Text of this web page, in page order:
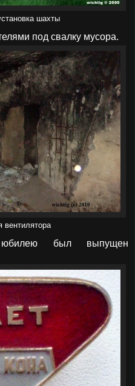
шахты
под свалку мусора.
вентилятора
был выпущен